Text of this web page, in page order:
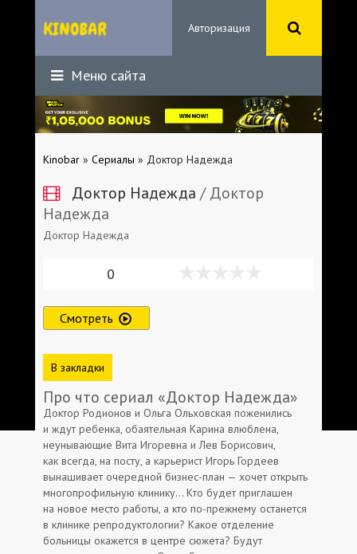
Авторизация
Меню сайта
Kinobar » Сериалы » Доктор Надежда
Доктор Надежда / Доктор
Надежда
Доктор Надежда
0
Смотреть
В закладки
Про что сериал «Доктор Надежда»
Доктор Родионов и Ольга Ольховская поженились
и ждут ребенка, обаятельная Карина влюблена,
неунывающие Вита Игоревна и Лев Борисович,
как всегда, на посту, а карьерист Игорь Гордеев
вынашивает очередной бизнес-план — хочет открыть
многопрофильную клинику… Кто будет приглашен
на новое место работы, а кто по-прежнему останется
в клинике репродуктологии? Какое отделение
больницы окажется в центре сюжета? Будут